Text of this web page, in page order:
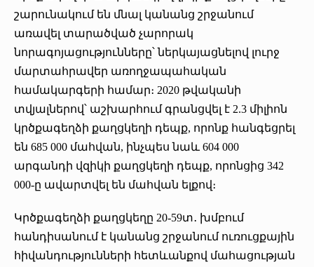
շարունակում են մնալ կանանց շրջանում
առավել տարածված չարորակ
նորագոյացությունները՝ ներկայացնելով լուրջ
մարտահրավեր առողջապահական
համակարգերի համար։ 2020 թվականի
տվյալներով՝ աշխարհում գրանցվել է 2.3 միլիոն
կրծքագեղձի քաղցկեղի դեպք, որոնք հանգեցրել
են 685 000 մահվան, ինչպես նաև 604 000
արգանդի վզիկի քաղցկեղի դեպք, որոնցից 342
000-ը ավարտվել են մահվան ելքով։
Կրծքագեղձի քաղցկեղը 20-59տ․ խմբում
հանդիսանում է կանանց շրջանում ուռուցքային
հիվանդությունների հետևանքով մահացության